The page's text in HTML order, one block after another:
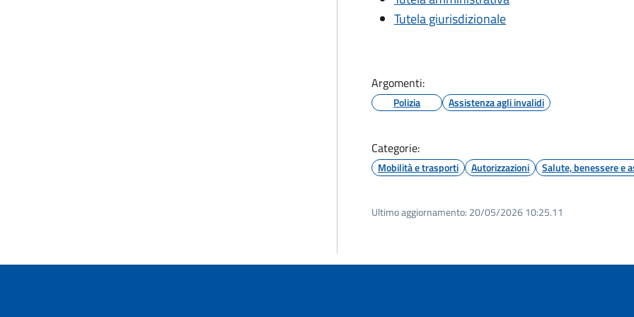
Tutela giurisdizionale
Argomenti:
Polizia Assistenza agli invalidi
Categorie:
Mobilità e trasporti Autorizzazioni Salute, benessere e
Ultimo aggiornamento: 20/05/2026 10:25.11